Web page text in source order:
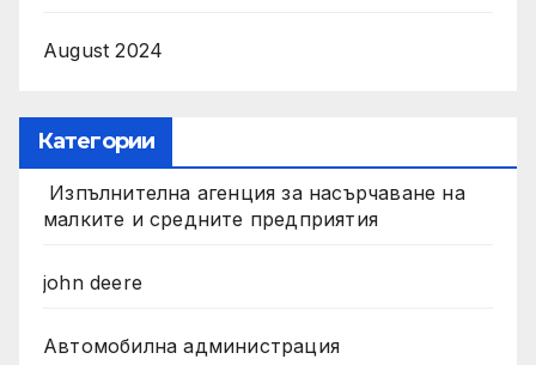
August 2024
Категории
Изпълнителна агенция за насърчаване на
малките и средните предприятия
john deere
Автомобилна администрация